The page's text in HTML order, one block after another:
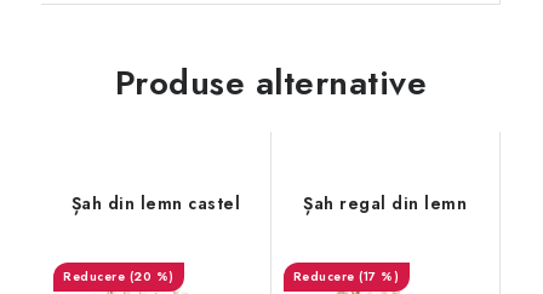
Produse alternative
Șah din lemn castel
(20 %)
Șah regal din lemn
(17 %)